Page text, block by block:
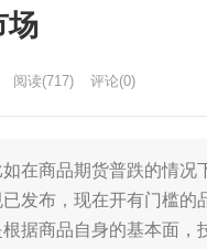
场
阅读(717) 评论(0)
在商品期货普跌的情况
发布，现在开有门槛
据商品自身的基本面，